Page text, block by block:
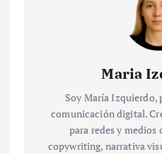
Maria
Soy María
comunicación digital.
para redes y
copywriting, narrativa